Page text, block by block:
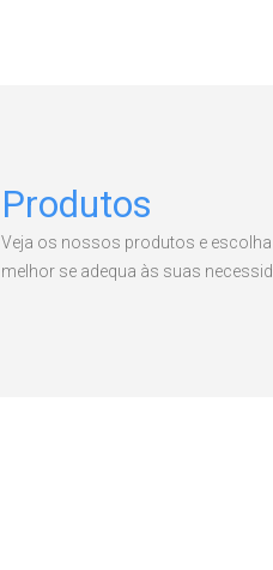
Produtos
Veja os nossos produtos e
melhor se adequa às suas